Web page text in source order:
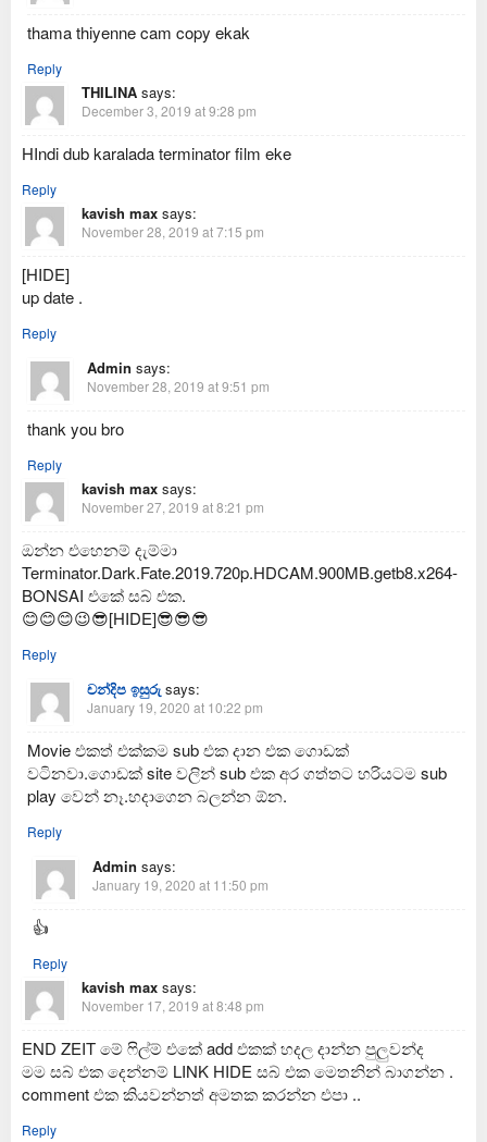
thama thiyenne cam copy ekak
Reply
THILINA says:
December 3, 2019 at 9:28 pm
HIndi dub karalada terminator film eke
Reply
kavish max says:
November 28, 2019 at 7:15 pm
[HIDE]
up date .
Reply
Admin says:
November 28, 2019 at 9:51 pm
thank you bro
Reply
kavish max says:
November 27, 2019 at 8:21 pm
ඔන්න එහෙනම් දැම්මා
Terminator.Dark.Fate.2019.720p.HDCAM.900MB.getb8.x264-
BONSAI එකේ සබ් එක.
😊😊😊😉😎[HIDE]😎😎😎
Reply
චන්දිප ඉසුරු says:
January 19, 2020 at 10:22 pm
Movie එකත් එක්කම sub එක දාන එක ගොඩක්
වටිනවා.ගොඩක් site වලින් sub එක අර ගත්තට හරියටම sub
play වෙන් නෑ.හදාගෙන බලන්න ඕන.
Reply
Admin says:
January 19, 2020 at 11:50 pm
👍
Reply
kavish max says:
November 17, 2019 at 8:48 pm
END ZEIT මේ ෆිල්ම් එකේ add එකක් හදල දාන්න පුලුවන්ද
මම සබ් එක දෙන්නම් LINK HIDE සබ් එක මෙතනින් බාගන්න .
comment එක කියවන්නත් අමතක කරන්න එපා ..
Reply